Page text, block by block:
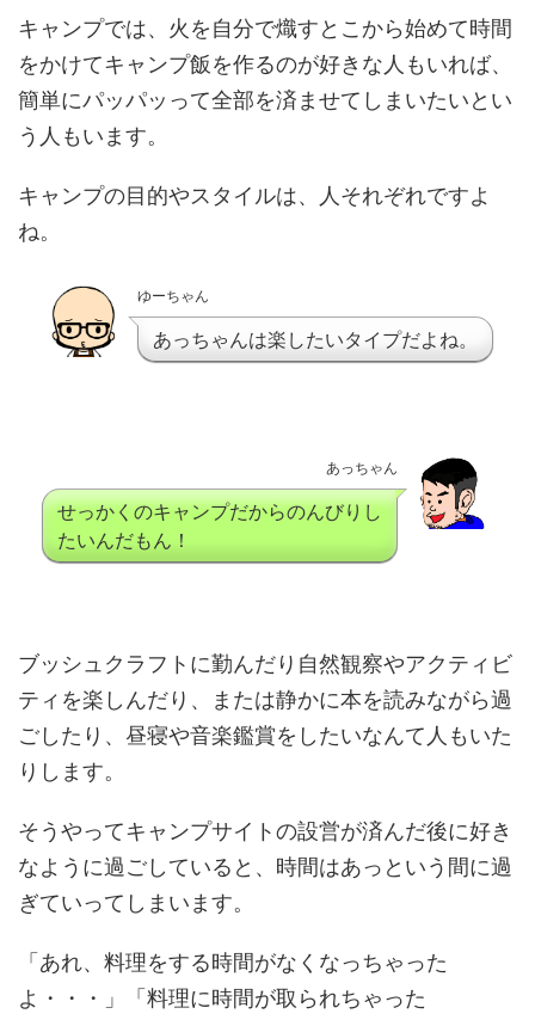
キャンプでは、火を自分で熾すとこから始めて時間
をかけてキャンプ飯を作るのが好きな人もいれば、
簡単にパッパッって全部を済ませてしまいたいとい
う人もいます。
キャンプの目的やスタイルは、人それぞれですよ
ね。
ゆーちゃん
あっちゃんは楽したいタイプだよね。
あっちゃん
せっかくのキャンプだからのんびりし
たいんだもん！
ブッシュクラフトに勤んだり自然観察やアクティビ
ティを楽しんだり、または静かに本を読みながら過
ごしたり、昼寝や音楽鑑賞をしたいなんて人もいた
りします。
そうやってキャンプサイトの設営が済んだ後に好き
なように過ごしていると、時間はあっという間に過
ぎていってしまいます。
「あれ、料理をする時間がなくなっちゃった
よ・・・」「料理に時間が取られちゃった